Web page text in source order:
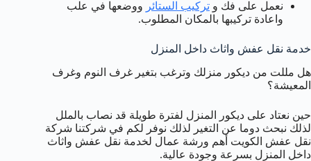
نعمل على فك و تركيب الستائر ووضعها في علب
واعادة تركيبها بالمكان المطلوب.
خدمة نقل عفش واثاث داخل المنزل
هل مللت من ديكور منزلك وترغب بتغير غرف النوم وغرف
المعيشة؟
حين نعتاد على ديكور المنزل لفترة طويلة قد نصاب بالملل
لذلك نبحث دوما عن التغير لذلك نوفر لكم في شركتنا شركة
نقل عفش الكويت أهم ورشة عمال لخدمة نقل عفش واثاث
داخل المنزل بسرعة وجودة عالية.